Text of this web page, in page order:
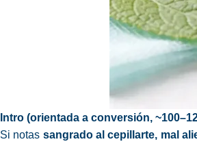
Intro (orientada a conversión,
Si notas sangrado al cepillarte, mal